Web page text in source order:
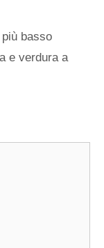
basso
e verdura a